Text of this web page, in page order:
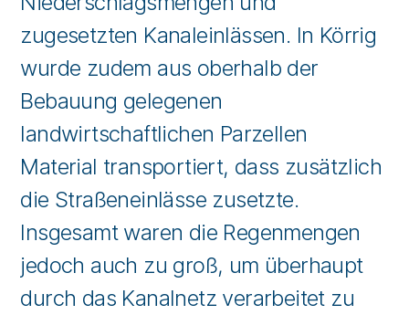
zugesetzten Kanaleinlässen. In Körrig
wurde zudem aus oberhalb der
Bebauung gelegenen
landwirtschaftlichen Parzellen
Material transportiert, dass zusätzlich
die Straßeneinlässe zusetzte.
Insgesamt waren die Regenmengen
jedoch auch zu groß, um überhaupt
durch das Kanalnetz verarbeitet zu